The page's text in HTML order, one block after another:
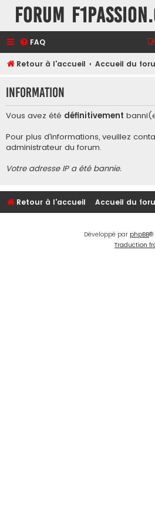
Forum
FAQ
Retour à l'accueil Accueil du
Information
Vous avez été définitivement
Pour plus d’informations, veuillez
administrateur du forum.
Votre adresse IP a été bannie.
Retour à l'accueil Accueil du
Développé par phpBB®
Traduction